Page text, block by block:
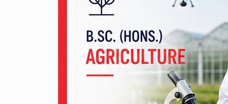
दुर्घटना हुँदा चालकको मृत्यु भएको छ ।
नम्बरको ट्रयाक्टर खेतमा दुर्घटना हुँदा ट्याक्टर चालक